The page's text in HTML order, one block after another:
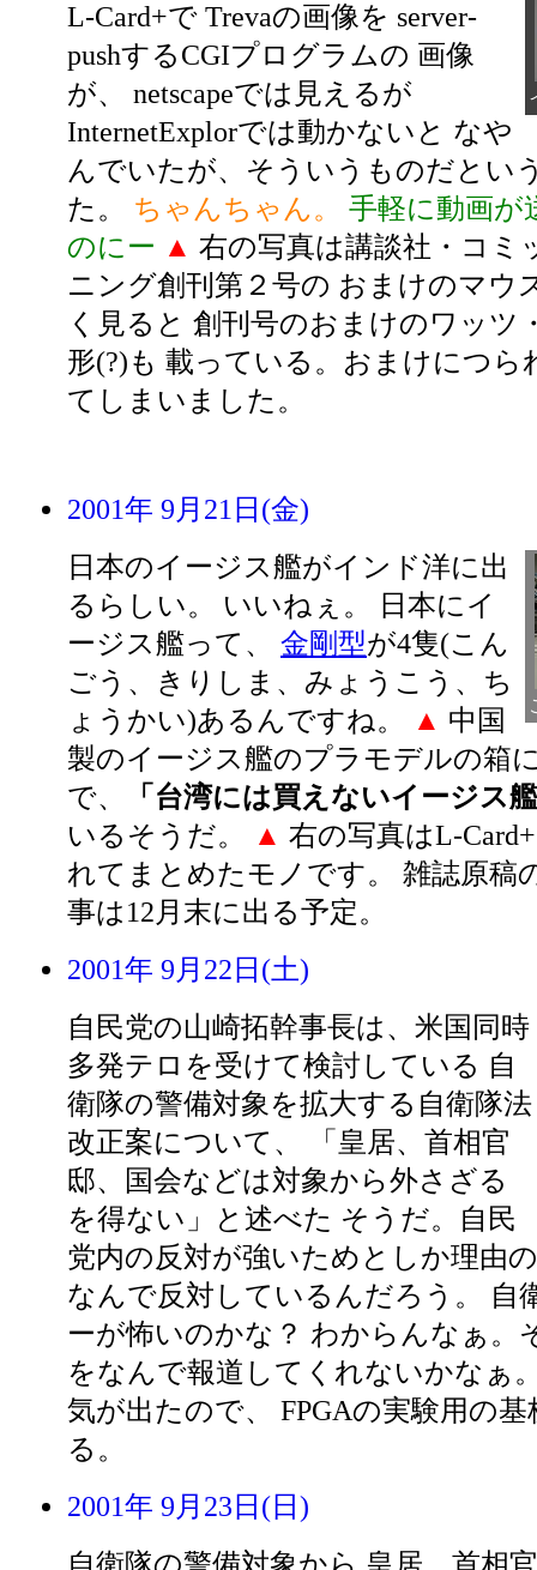
L-Card+で Trevaの画像を server-
pushするCGIプログラムの 画像
が、 netscapeでは見えるが
InternetExplorでは動かないと なや
んでいたが、そういうものだとい
た。 ちゃんちゃん。
手軽に動画が
のにー ▲ 右の写真は講談社・コミ
ニング創刊第２号の おまけのマウ
く見ると 創刊号のおまけのワッツ
形(?)も 載っている。おまけにつら
てしまいました。
2001年 9月21日(金)
日本のイージス艦がインド洋に出
るらしい。 いいねぇ。 日本にイ
ージス艦って、 金剛型が4隻(こん
ごう、きりしま、みょうこう、ち
ょうかい)あるんですね。
▲ 中国
製のイージス艦のプラモデルの箱
で、
「台湾には買えないイージス
いるそうだ。
▲ 右の写真はL-
れてまとめたモノです。 雑誌原稿
事は12月末に出る予定。
2001年 9月22日(土)
自民党の山崎拓幹事長は、米国同時
多発テロを受けて検討している 自
衛隊の警備対象を拡大する自衛隊法
改正案について、 「皇居、首相官
邸、国会などは対象から外さざる
を得ない」と述べた そうだ。自民
党内の反対が強いためとしか理由
なんで反対しているんだろう。 自
ーが怖いのかな？ わからんなぁ。
をなんで報道してくれないかなぁ
気が出たので、 FPGAの実験用の
る。
2001年 9月23日(日)